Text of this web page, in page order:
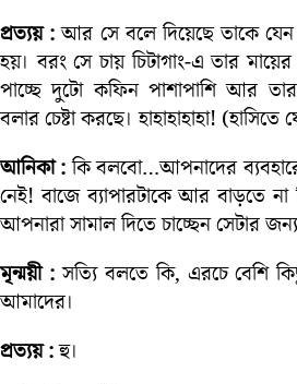
প্রত্যয় :আর সে বলে দিয়েছে তাকে যেন
হয়। বরং সে চায় চিটাগাং-এ তার
পাচ্ছে দুটো কফিন পাশাপাশি আর
বলার চেষ্টা করছে। হাহাহাহাহা!
আনিকা :কি বলবো…আপনাদের
নেই! বাজে ব্যাপারটাকে আর বাড়তে
আপনারা সামাল দিতে চাচ্ছেন সেটার
মৃন্ময়ী :সত্যি বলতে কি, এরচে বেশি
আমাদের।
প্রত্যয় :হু।